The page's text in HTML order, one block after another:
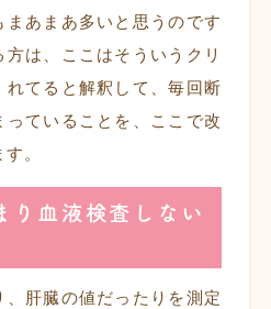
まあまあ多いと思うのです
は、ここはそういうクリ
れてると解釈して、毎回断
っていることを、ここで改
。
り血液検査しない
肝臓の値だったりを測定